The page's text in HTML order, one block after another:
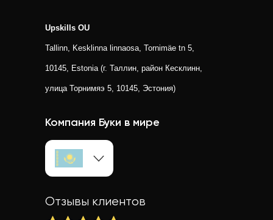
Upskills OU
Tallinn, Kesklinna linnaosa, Tornimäe tn 5,
10145, Estonia (г. Таллин, район Кесклинн,
улица Торнимяэ 5, 10145, Эстония)
Компания Буки в мире
Отзывы клиентов